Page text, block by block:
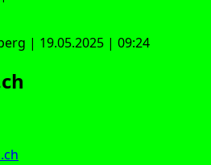
| 19.05.2025 | 09:24